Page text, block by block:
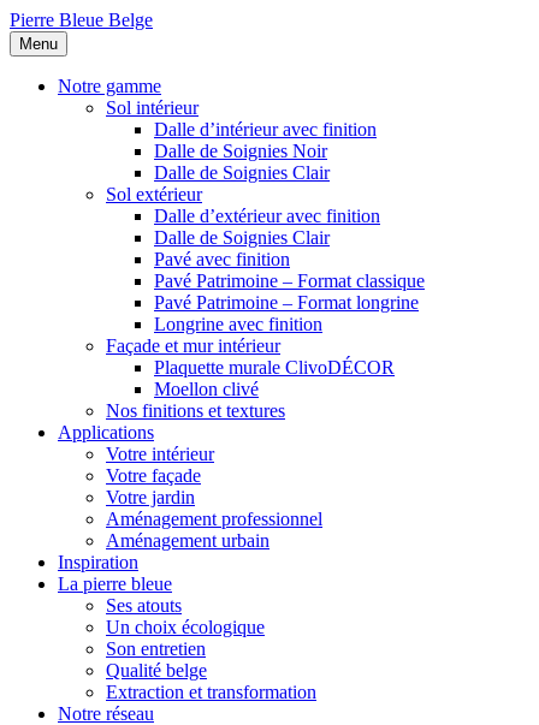
Pierre Bleue Belge
Menu
Notre gamme
Sol intérieur
Dalle d’intérieur avec finition
Dalle de Soignies Noir
Dalle de Soignies Clair
Sol extérieur
Dalle d’extérieur avec finition
Dalle de Soignies Clair
Pavé avec finition
Pavé Patrimoine – Format classique
Pavé Patrimoine – Format longrine
Longrine avec finition
Façade et mur intérieur
Plaquette murale ClivoDÉCOR
Moellon clivé
Nos finitions et textures
Applications
Votre intérieur
Votre façade
Votre jardin
Aménagement professionnel
Aménagement urbain
Inspiration
La pierre bleue
Ses atouts
Un choix écologique
Son entretien
Qualité belge
Extraction et transformation
Notre réseau